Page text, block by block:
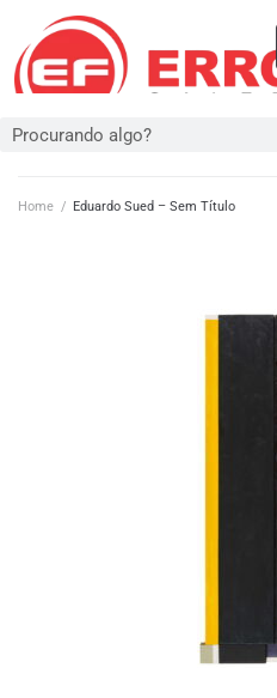
Home / Eduardo Sued – Sem Título